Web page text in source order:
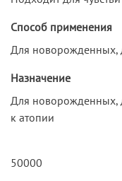
Способ применения
Для новорожденных,
Назначение
Для новорожденных,
к атопии
50000